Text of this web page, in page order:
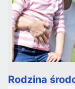
Rodzina